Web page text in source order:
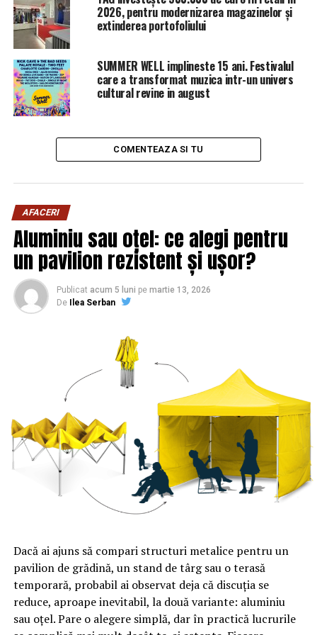
persoane, Iaşi – 12.925 şi Botoşani-12.044.
ARTICOLE PE ACEIASI TEMA: PRIMA
URMATORUL
Se ÎNCHIDE Realitatea TV? Dragnea a făcut marele
sedinţă am putea asista la o…” | Sibiul de AZI
2026, pentru modernizarea magazinelor și
extinderea portofoliului
SUMMER WELL implineste 15 ani. Festivalul
care a transformat muzica intr-un univers
cultural revine in august
COMENTEAZA SI TU
AFACERI
Aluminiu sau oțel: ce alegi pentru
un pavilion rezistent și ușor?
Publicat acum 5 luni pe martie 13, 2026
De
Ilea Serban
Dacă ai ajuns să compari structuri metalice pentru un
pavilion de grădină, un stand de târg sau o terasă
temporară, probabil ai observat deja că discuția se
reduce, aproape inevitabil, la două variante: aluminiu
sau oțel. Pare o alegere simplă, dar în practică lucrurile